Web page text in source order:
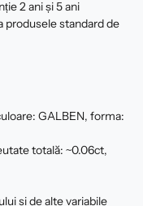
2 ani și 5 ani
produsele standard de
GALBEN, forma:
totală: ~0.06ct,
şi de alte variabile